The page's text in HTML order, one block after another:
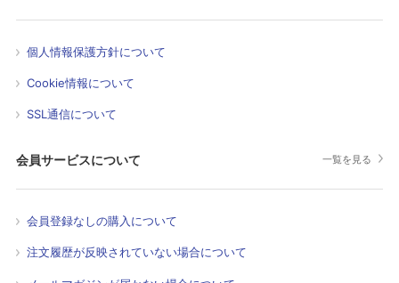
個人情報保護方針について
Cookie情報について
SSL通信について
会員サービスについて 一覧を見る
会員登録なしの購入について
注文履歴が反映されていない場合について